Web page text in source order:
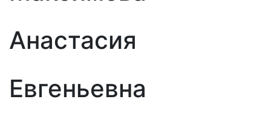
Анастасия
Евгеньевна